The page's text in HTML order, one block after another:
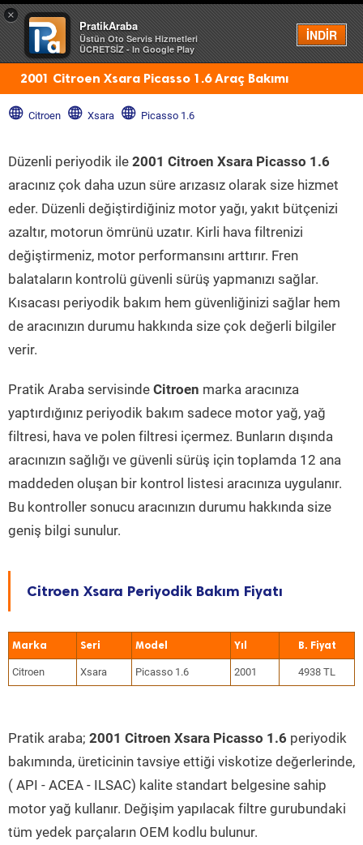
×
PratikAraba
Üstün Oto Servis Hizmetleri
ÜCRETSİZ - In Google Play
İNDİR
Menü
2001 Citroen Xsara Picasso 1.6 Araç Bakımı
Citroen Xsara Picasso 1.6
Düzenli periyodik ile 2001 Citroen Xsara Picasso 1.6
aracınız çok daha uzun süre arızasız olarak size hizmet
eder. Düzenli değiştirdiğiniz motor yağı, yakıt bütçenizi
azaltır, motorun ömrünü uzatır. Kirli hava filtrenizi
değiştirmeniz, motor performansını arttırır. Fren
balataların kontrolü güvenli sürüş yapmanızı sağlar.
Kısacası periyodik bakım hem güvenliğinizi sağlar hem
de aracınızın durumu hakkında size çok değerli bilgiler
verir.
Pratik Araba servisinde Citroen marka aracınıza
yaptırdığınız periyodik bakım sadece motor yağ, yağ
filtresi, hava ve polen filtresi içermez. Bunların dışında
aracınızın sağlığı ve güvenli sürüş için toplamda 12 ana
maddeden oluşan bir kontrol listesi aracınıza uygulanır.
Bu kontroller sonucu aracınızın durumu hakkında size
geniş bilgi sunulur.
Citroen Xsara Periyodik Bakım Fiyatı
Marka Seri Model Yıl
Citroen Xsara Picasso 1.6 2001 4938 TL
Pratik araba; 2001 Citroen Xsara Picasso 1.6 periyodik
bakımında, üreticinin tavsiye ettiği viskotize değerlerinde,
( API - ACEA - ILSAC) kalite standart belgesine sahip
motor yağ kullanır. Değişim yapılacak filtre gurubundaki
tüm yedek parçaların OEM kodlu bulunur.